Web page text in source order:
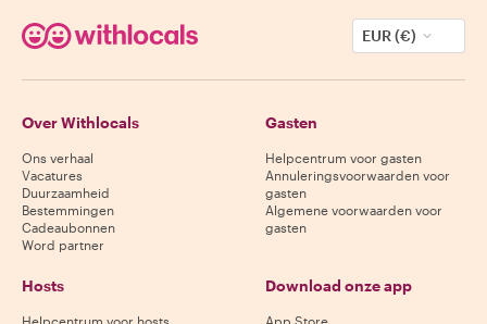
EUR (€)
Over Withlocals
Ons verhaal
Vacatures
Duurzaamheid
Bestemmingen
Cadeaubonnen
Word partner
Gasten
Helpcentrum voor gasten
Annuleringsvoorwaarden voor
gasten
Algemene voorwaarden voor
gasten
Hosts
Helpcentrum voor hosts
Download onze app
App Store